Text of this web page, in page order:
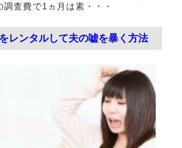
査費で1ヵ月は素・・・
レンタルして夫の嘘を暴く方法